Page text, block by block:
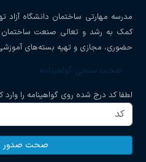
کمک به رشد و تعالی صنعت ساختمان
حضوری، مجازی و تهیه بسته‌های آموزشی
صحت سنجی گواهینامه
لطفا کد درج شده روی گواهینامه را وارد
صحت صدور